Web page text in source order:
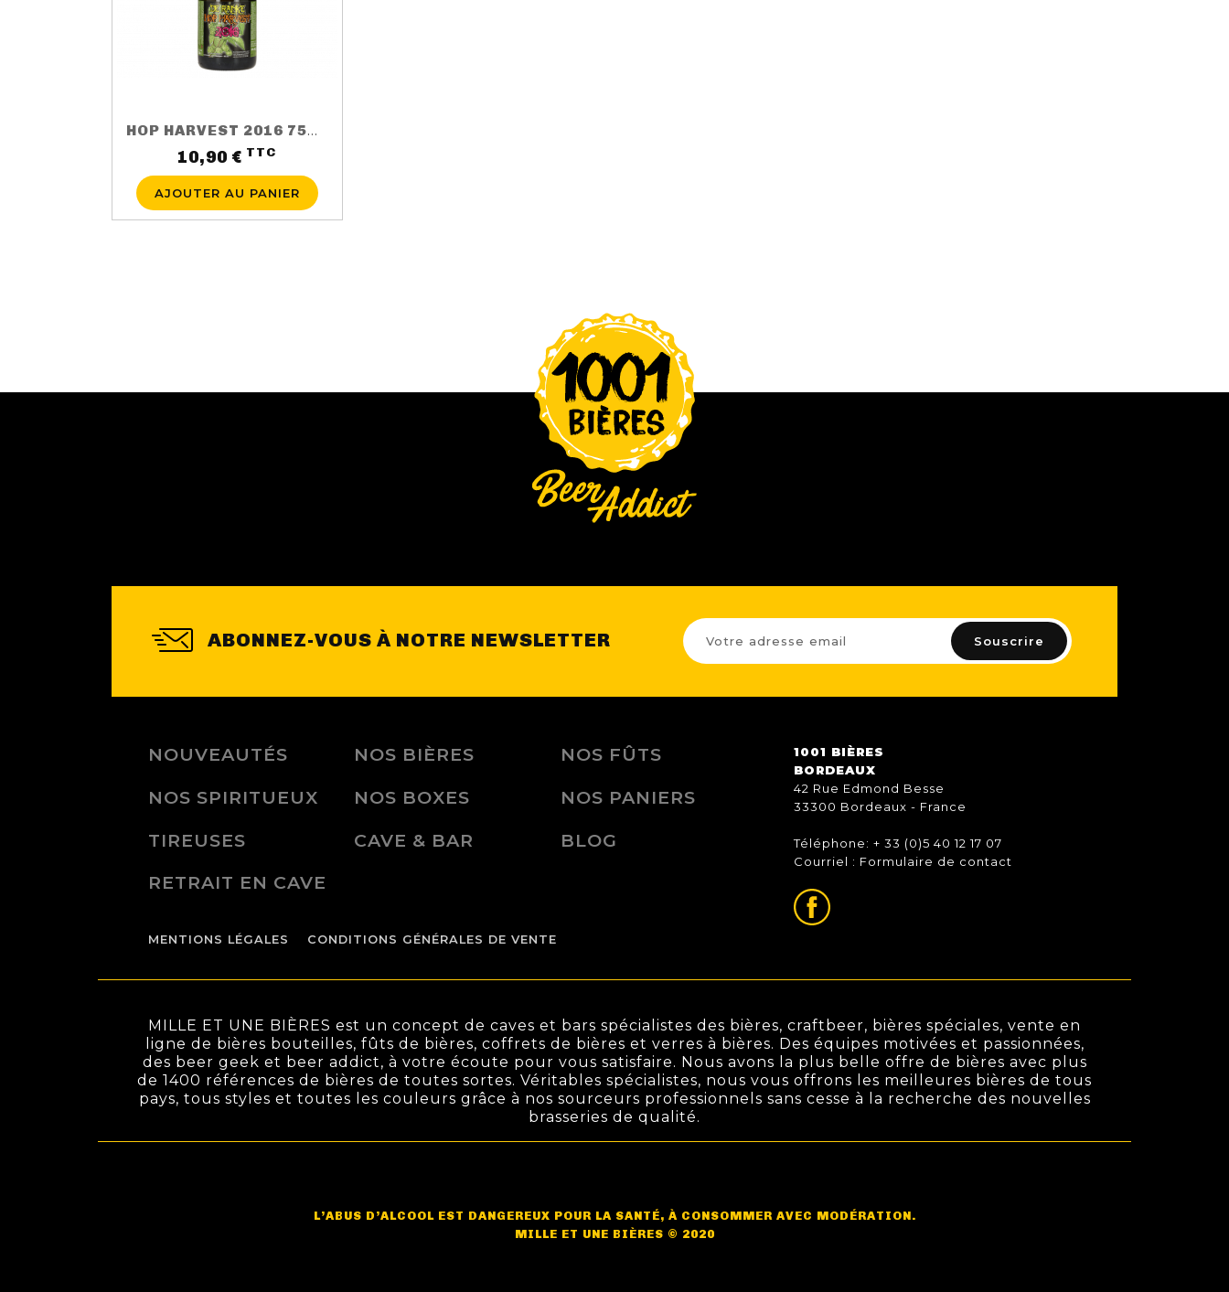
HOP HARVEST 2016 75CL 5.5%
10,90 € TTC
AJOUTER AU PANIER
ABONNEZ-VOUS À NOTRE NEWSLETTER
NOUVEAUTÉS NOS BIÈRES
NOS FÛTS
NOS SPIRITUEUX
NOS BOXES
NOS PANIERS
TIREUSES
CAVE & BAR
BLOG
RETRAIT EN CAVE
1001 BIÈRES
BORDEAUX
42 Rue Edmond Besse
33300 Bordeaux - France
Téléphone: + 33 (0)5 40 12 17 07
Courriel : Formulaire de contact
MENTIONS LÉGALES CONDITIONS GÉNÉRALES DE VENTE
MILLE ET UNE BIÈRES est un concept de caves et bars spécialistes des bières, craftbeer, bières spéciales, vente en
ligne de bières bouteilles, fûts de bières, coffrets de bières et verres à bières. Des équipes motivées et passionnées,
des beer geek et beer addict, à votre écoute pour vous satisfaire. Nous avons la plus belle offre de bières avec plus
de 1400 références de bières de toutes sortes. Véritables spécialistes, nous vous offrons les meilleures bières de tous
pays, tous styles et toutes les couleurs grâce à nos sourceurs professionnels sans cesse à la recherche des nouvelles
brasseries de qualité.
L’ABUS D’ALCOOL EST DANGEREUX POUR LA SANTÉ, À CONSOMMER AVEC MODÉRATION.
MILLE ET UNE BIÈRES © 2020